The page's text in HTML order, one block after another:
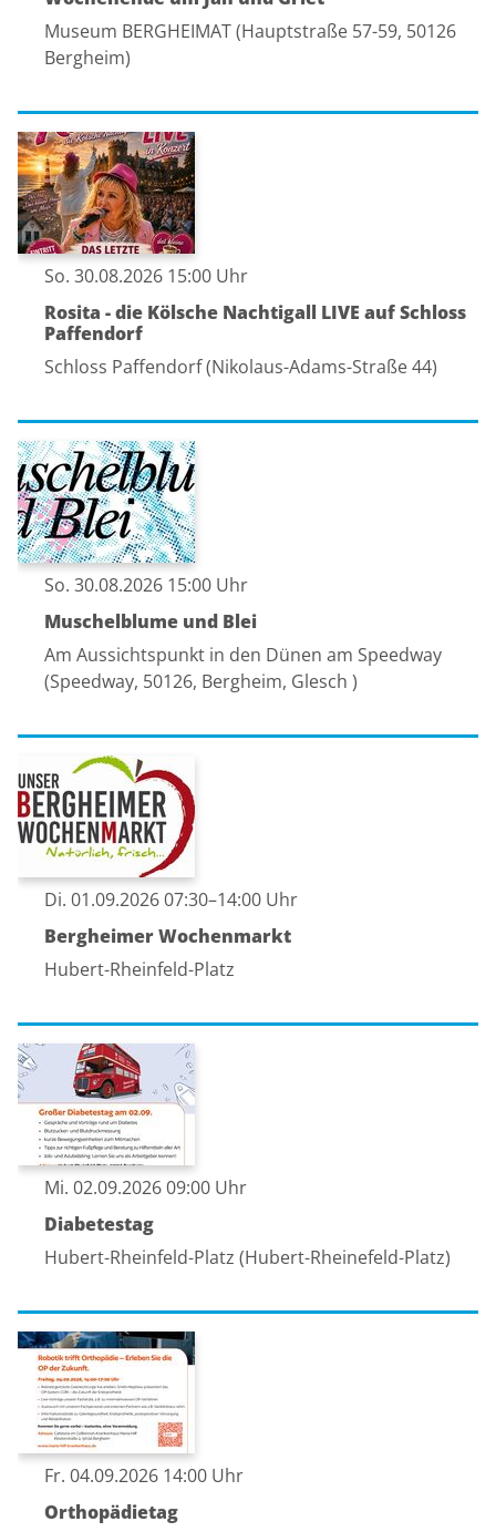
Museum BERGHEIMAT (Hauptstraße 57-59, 50126
Bergheim)
So. 30.08.2026 15:00 Uhr
Rosita - die Kölsche Nachtigall LIVE auf Schloss
Paffendorf
Schloss Paffendorf (Nikolaus-Adams-Straße 44)
So. 30.08.2026 15:00 Uhr
Muschelblume und Blei
Am Aussichtspunkt in den Dünen am Speedway
(Speedway, 50126, Bergheim, Glesch )
Di. 01.09.2026 07:30–14:00 Uhr
Bergheimer Wochenmarkt
Hubert-Rheinfeld-Platz
Mi. 02.09.2026 09:00 Uhr
Diabetestag
Hubert-Rheinfeld-Platz (Hubert-Rheinefeld-Platz)
Fr. 04.09.2026 14:00 Uhr
Orthopädietag